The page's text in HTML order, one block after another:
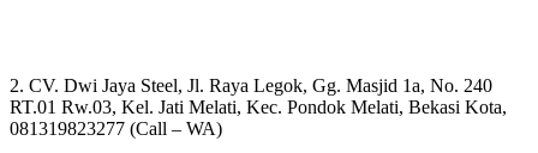
2. CV. Dwi Jaya Steel, Jl. Raya Legok, Gg. Masjid 1a, No. 240
RT.01 Rw.03, Kel. Jati Melati, Kec. Pondok Melati, Bekasi Kota,
081319823277 (Call – WA)